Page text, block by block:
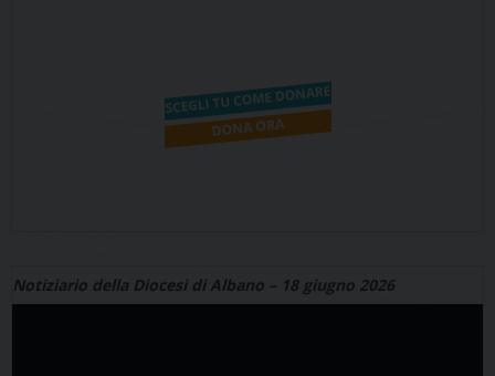
Notiziario della Diocesi di Albano – 18 giugno 2026